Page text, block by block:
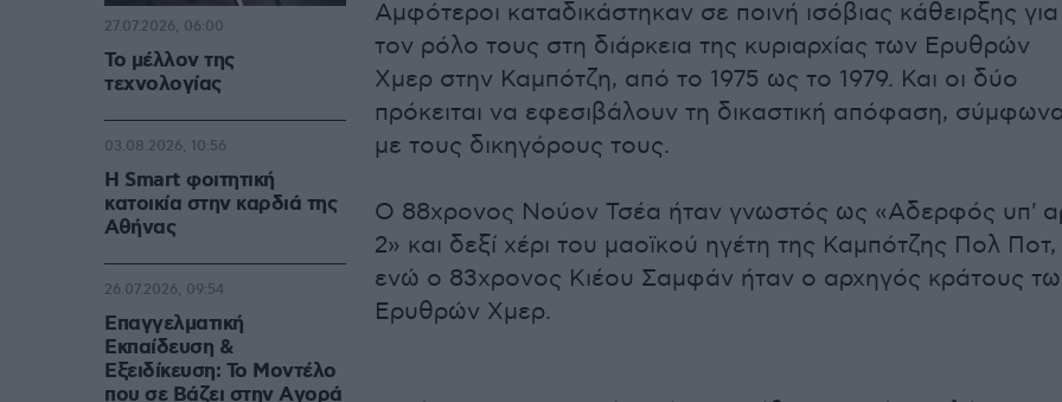
Αμφότεροι καταδικάστηκαν σε ποινή ισόβιας κάθειρξης για
τον ρόλο τους στη διάρκεια της κυριαρχίας των Ερυθρών
Χμερ στην Καμπότζη, από το 1975 ως το 1979. Και οι δύο
πρόκειται να εφεσιβάλουν τη δικαστική απόφαση,
με τους δικηγόρους τους.
Ο 88χρονος Νούον Τσέα ήταν γνωστός ως «Αδερφός υπ'
2» και δεξί χέρι του μαοϊκού ηγέτη της Καμπότζης Πολ Ποτ,
ενώ ο 83χρονος Κιέου Σαμφάν ήταν ο αρχηγός κράτους
Ερυθρών Χμερ.
Το μέλλον της
τεχνολογίας
27.07.2026, 06:00
Η Smart φοιτητική
κατοικία στην καρδιά της
Αθήνας
03.08.2026, 10:56
Επαγγελματική
Εκπαίδευση &
Εξειδίκευση: Το Mοντέλο
που σε Bάζει στην Aγορά
26.07.2026, 09:54